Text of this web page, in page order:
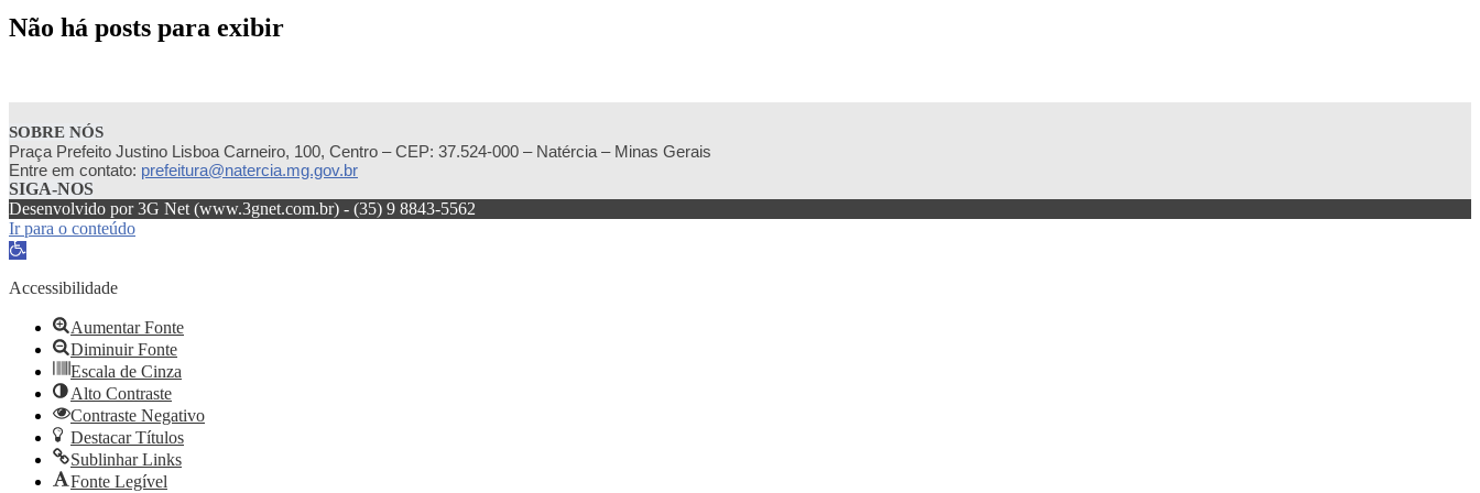
Não há posts para exibir
SOBRE NÓS
Praça Prefeito Justino Lisboa Carneiro, 100, Centro – CEP: 37.524-000 – Natércia – Minas Gerais
Entre em contato: prefeitura@natercia.mg.gov.br
SIGA-NOS
Desenvolvido por 3G Net (www.3gnet.com.br) - (35) 9 8843-5562
Ir para o conteúdo
Abrir
barra
ferramentas
Accessibilidade
Aumentar Fonte
Diminuir Fonte
Escala de Cinza
Alto Contraste
Contraste Negativo
Destacar Títulos
Sublinhar Links
Fonte Legível